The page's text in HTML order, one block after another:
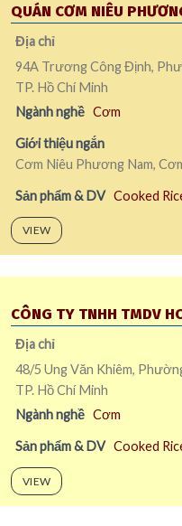
QUÁN CƠM NIÊU
Địa chỉ
94A Trương Công Định,
TP. Hồ Chí Minh
Ngành nghề Cơm
Giới thiệu ngắn
Cơm Niêu Phương Nam,
Sản phẩm & DV Cooked
VIEW
CÔNG TY TNHH TMDV
Địa chỉ
48/5 Ung Văn Khiêm,
TP. Hồ Chí Minh
Ngành nghề Cơm
Sản phẩm & DV Cooked
VIEW